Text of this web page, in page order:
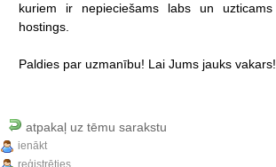
kuriem
ir nepieciešams labs un uzticams
hostings.
Paldies par uzmanību! Lai Jums jauks vakars!
atpakaļ uz tēmu sarakstu
ienākt
reģistrēties